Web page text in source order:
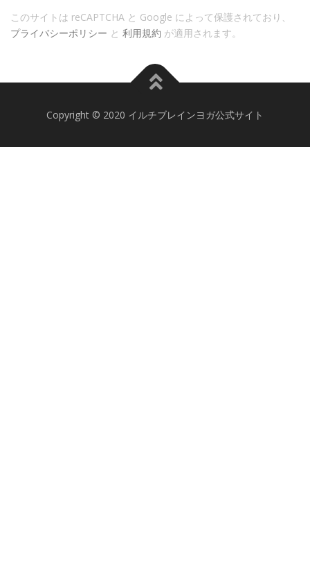
このサイトは reCAPTCHA と Google によって保護されており、
プライバシーポリシー と 利用規約 が適用されます。
Copyright © 2020 イルチブレインヨガ公式サイト